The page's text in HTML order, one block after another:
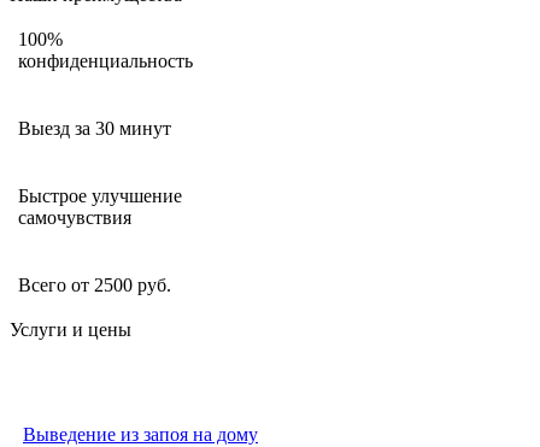
100%
конфиденциальность
Выезд за 30 минут
Быстрое улучшение
самочувствия
Всего от 2500 руб.
Услуги и цены
Выведение из запоя на дому